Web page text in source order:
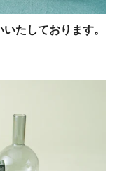
たしております。